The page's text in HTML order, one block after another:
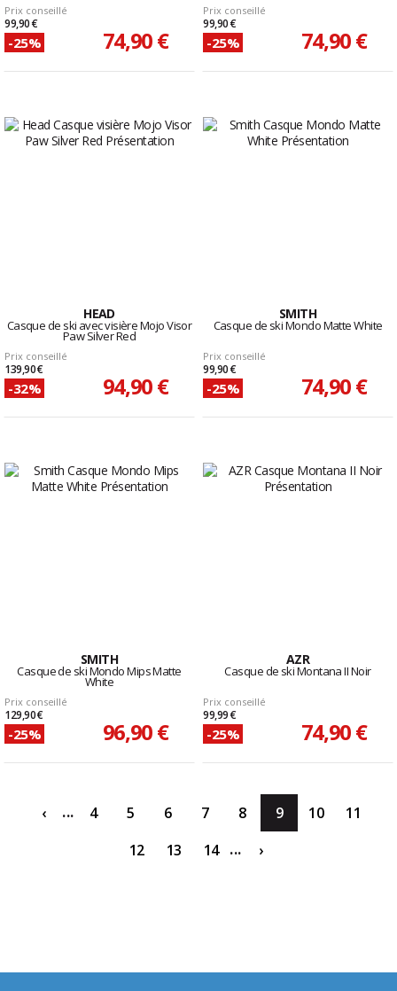
Prix conseillé
99,90 €
-25% 74,90 €
Prix conseillé
99,90 €
-25% 74,90 €
HEAD
Casque de ski avec visière Mojo Visor
Paw Silver Red
Prix conseillé
139,90 €
-32% 94,90 €
SMITH
Casque de ski Mondo Matte White
Prix conseillé
99,90 €
-25% 74,90 €
SMITH
Casque de ski Mondo Mips Matte
White
Prix conseillé
129,90 €
-25% 96,90 €
AZR
Casque de ski Montana II Noir
Prix conseillé
99,99 €
-25% 74,90 €
‹ ... 4 5 6 7 8 9 10
11
12
13 14 ... ›